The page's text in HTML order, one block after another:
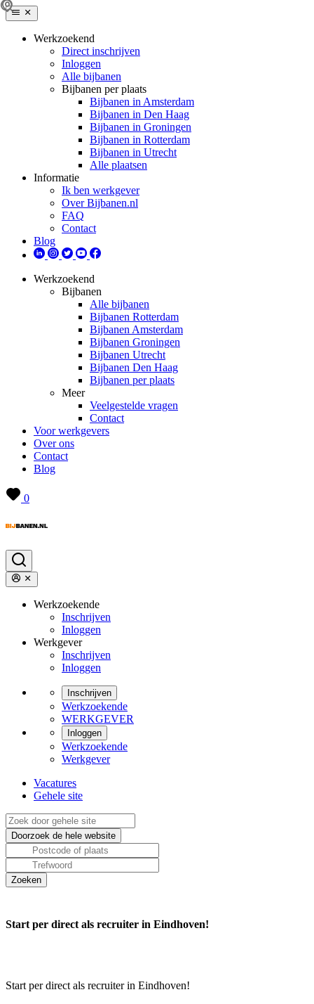
Werkzoekend
Direct inschrijven
Inloggen
Alle bijbanen
Bijbanen per plaats
Bijbanen in Amsterdam
Bijbanen in Den Haag
Bijbanen in Groningen
Bijbanen in Rotterdam
Bijbanen in Utrecht
Alle plaatsen
Informatie
Ik ben werkgever
Over Bijbanen.nl
FAQ
Contact
Blog
Werkzoekend
Bijbanen
Alle bijbanen
Bijbanen Rotterdam
Bijbanen Amsterdam
Bijbanen Groningen
Bijbanen Utrecht
Bijbanen Den Haag
Bijbanen per plaats
Meer
Veelgestelde vragen
Contact
Voor werkgevers
Over ons
Contact
Blog
0
Werkzoekende
Inschrijven
Inloggen
Werkgever
Inschrijven
Inloggen
Inschrijven
Werkzoekende
WERKGEVER
Inloggen
Werkzoekende
Werkgever
Vacatures
Gehele site
Start per direct als recruiter in Eindhoven!
Start per direct als recruiter in Eindhoven!